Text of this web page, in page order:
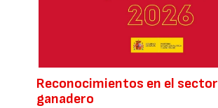
Reconocimientos en el sector
ganadero